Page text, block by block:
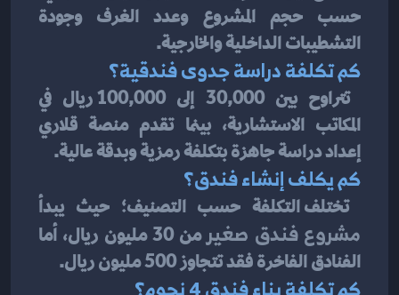
التشطيبات الداخلية والخارجية.
كم تكلفة دراسة جدوى فندقية؟
إعداد دراسة جاهزة بتكلفة رمزية وبدقة عالية.
كم يكلف إنشاء فندق؟
تختلف التكلفة حسب التصنيف؛ حيث يبدأ
مشروع فندق صغير
الفنادق الفاخرة فقد تتجاوز 500 مليون ريال.